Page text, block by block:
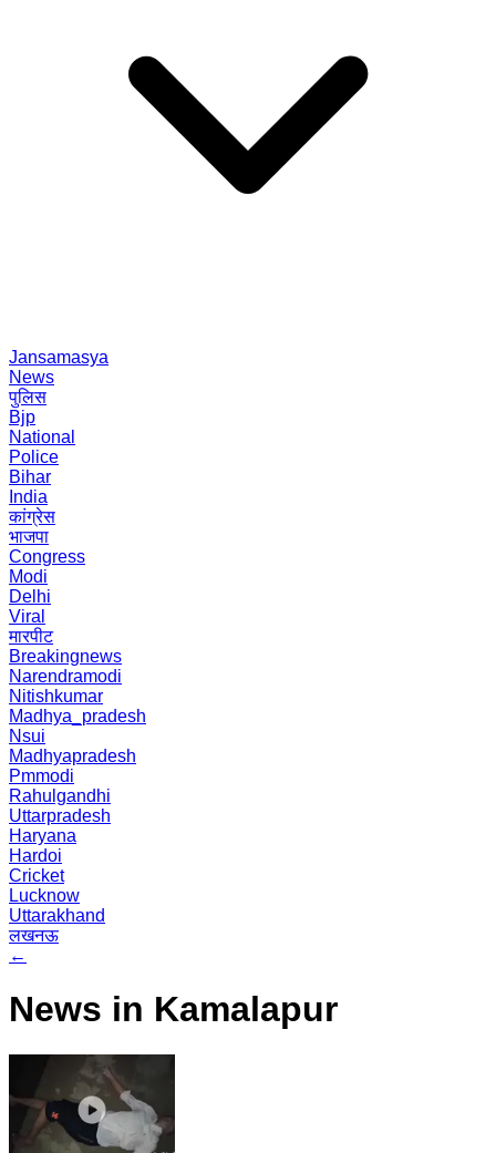
Jansamasya
News
पुलिस
Bjp
National
Police
Bihar
India
कांग्रेस
भाजपा
Congress
Modi
Delhi
Viral
मारपीट
Breakingnews
Narendramodi
Nitishkumar
Madhya_pradesh
Nsui
Madhyapradesh
Pmmodi
Rahulgandhi
Uttarpradesh
Haryana
Hardoi
Cricket
Lucknow
Uttarakhand
लखनऊ
←
News in Kamalapur